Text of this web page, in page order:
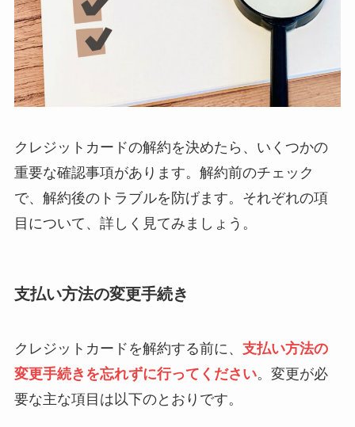
クレジットカードの解約を決めたら、いくつかの
重要な確認事項があります。解約前のチェック
で、解約後のトラブルを防げます。それぞれの項
目について、詳しく見てみましょう。
支払い方法の変更手続き
クレジットカードを解約する前に、 支払い方法の
変更手続きを忘れずに行ってください。変更が必
要な主な項目は以下のとおりです。